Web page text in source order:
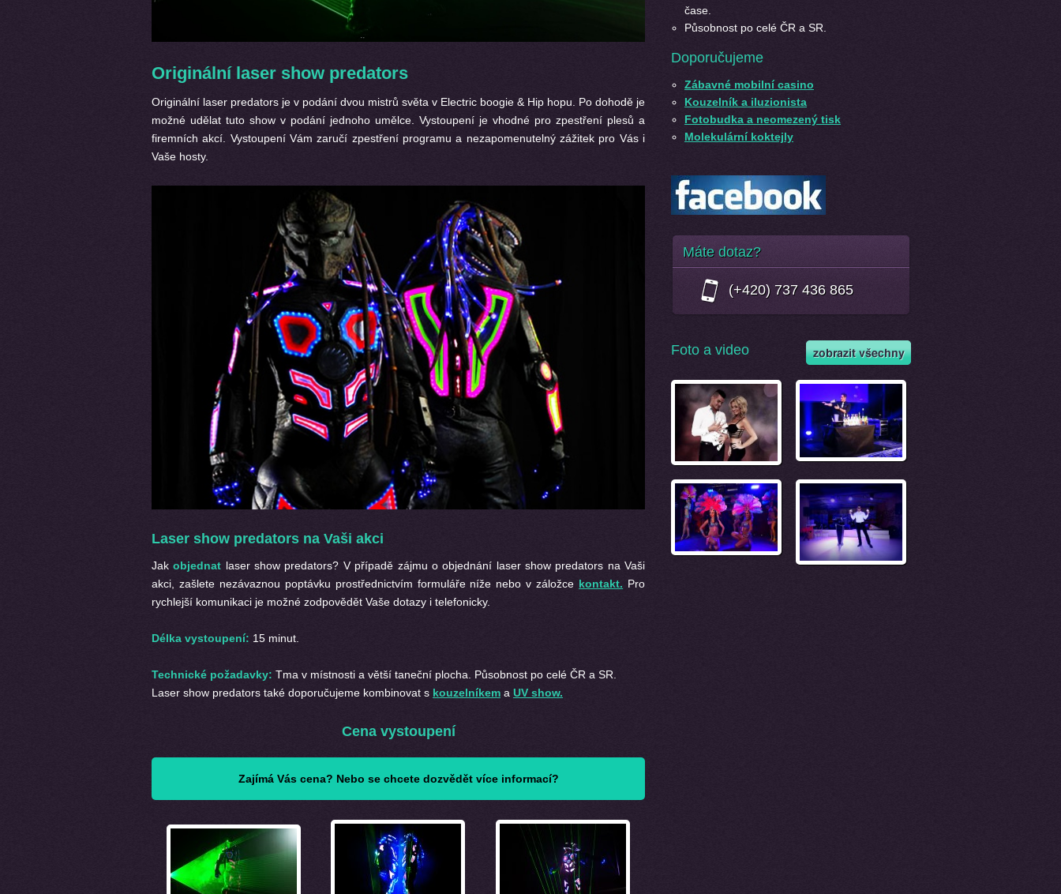
Originální laser show predators
Originální laser predators je v podání dvou mistrů světa v Electric boogie & Hip hopu. Po dohodě je
možné udělat tuto show v podání jednoho umělce. Vystoupení je vhodné pro zpestření plesů a
firemních akcí. Vystoupení Vám zaručí zpestření programu a nezapomenutelný zážitek pro Vás i
Vaše hosty.
Laser show predators na Vaši akci
Jakobjednat laser show predators? V případě zájmu o objednání laser show predators na Vaši
akci, zašlete nezávaznou poptávku prostřednictvím formuláře níže nebo v záložce kontakt. Pro
rychlejší komunikaci je možné zodpovědět Vaše dotazy i telefonicky.
Délka vystoupení: 15 minut.
Technické požadavky: Tma v místnosti a větší taneční plocha. Působnost po celé ČR a SR.
Laser show predators také doporučujeme kombinovat s kouzelníkem a UV show.
Cena vystoupení
Zajímá Vás cena? Nebo se chcete dozvědět více informací?
čase.
Působnost po celé ČR a SR.
Doporučujeme
Zábavné mobilní casino
Kouzelník a iluzionista
Fotobudka a neomezený tisk
Molekulární koktejly
Máte dotaz?
(+420) 737 436 865
Foto a video